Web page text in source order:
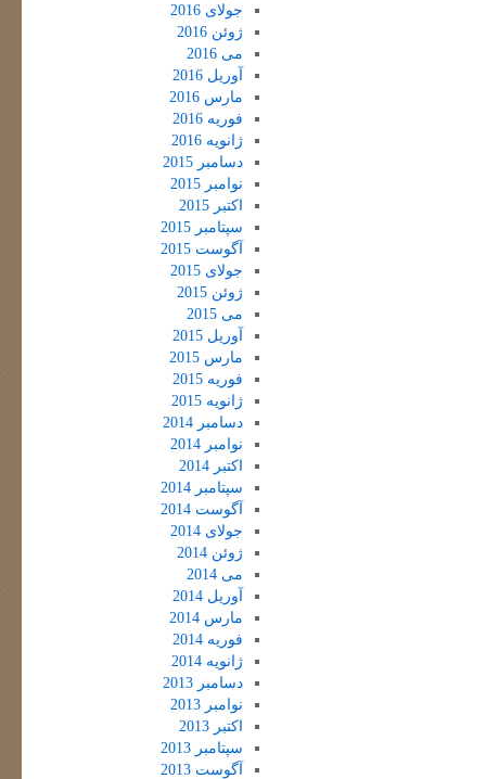
جولای 2016
ژوئن 2016
می 2016
آوریل 2016
مارس 2016
فوریه 2016
ژانویه 2016
دسامبر 2015
نوامبر 2015
اکتبر 2015
سپتامبر 2015
آگوست 2015
جولای 2015
ژوئن 2015
می 2015
آوریل 2015
مارس 2015
فوریه 2015
ژانویه 2015
دسامبر 2014
نوامبر 2014
اکتبر 2014
سپتامبر 2014
آگوست 2014
جولای 2014
ژوئن 2014
می 2014
آوریل 2014
مارس 2014
فوریه 2014
ژانویه 2014
دسامبر 2013
نوامبر 2013
اکتبر 2013
سپتامبر 2013
آگوست 2013